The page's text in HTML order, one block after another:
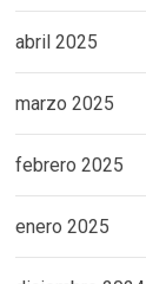
abril 2025
marzo 2025
febrero 2025
enero 2025